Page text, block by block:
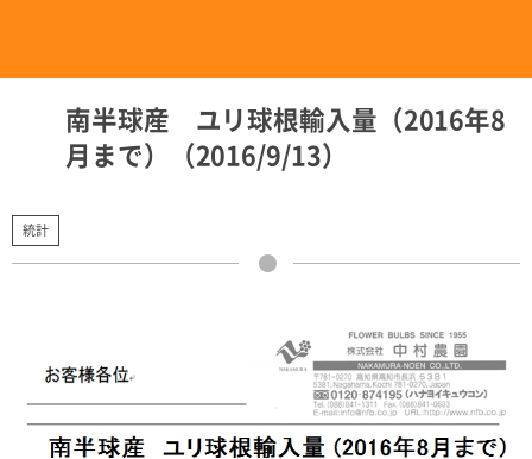
南半球産 ユリ球根輸入量（2016年8
月まで）（2016/9/13）
統計